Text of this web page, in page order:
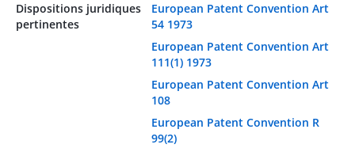
Dispositions juridiques
pertinentes
European Patent Convention Art
54 1973
European Patent Convention Art
111(1) 1973
European Patent Convention Art
108
European Patent Convention R
99(2)